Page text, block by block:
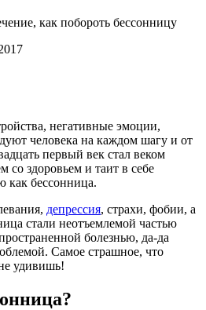
как побороть бессонницу
негативные эмоции,
человека на каждом шагу и от
первый век стал веком
здоровьем и таит в себе
как бессонница.
депрессия, страхи, фобии, а
стали неотъемлемой частью
болезнью, да-да
Самое страшное, что
удивишь!